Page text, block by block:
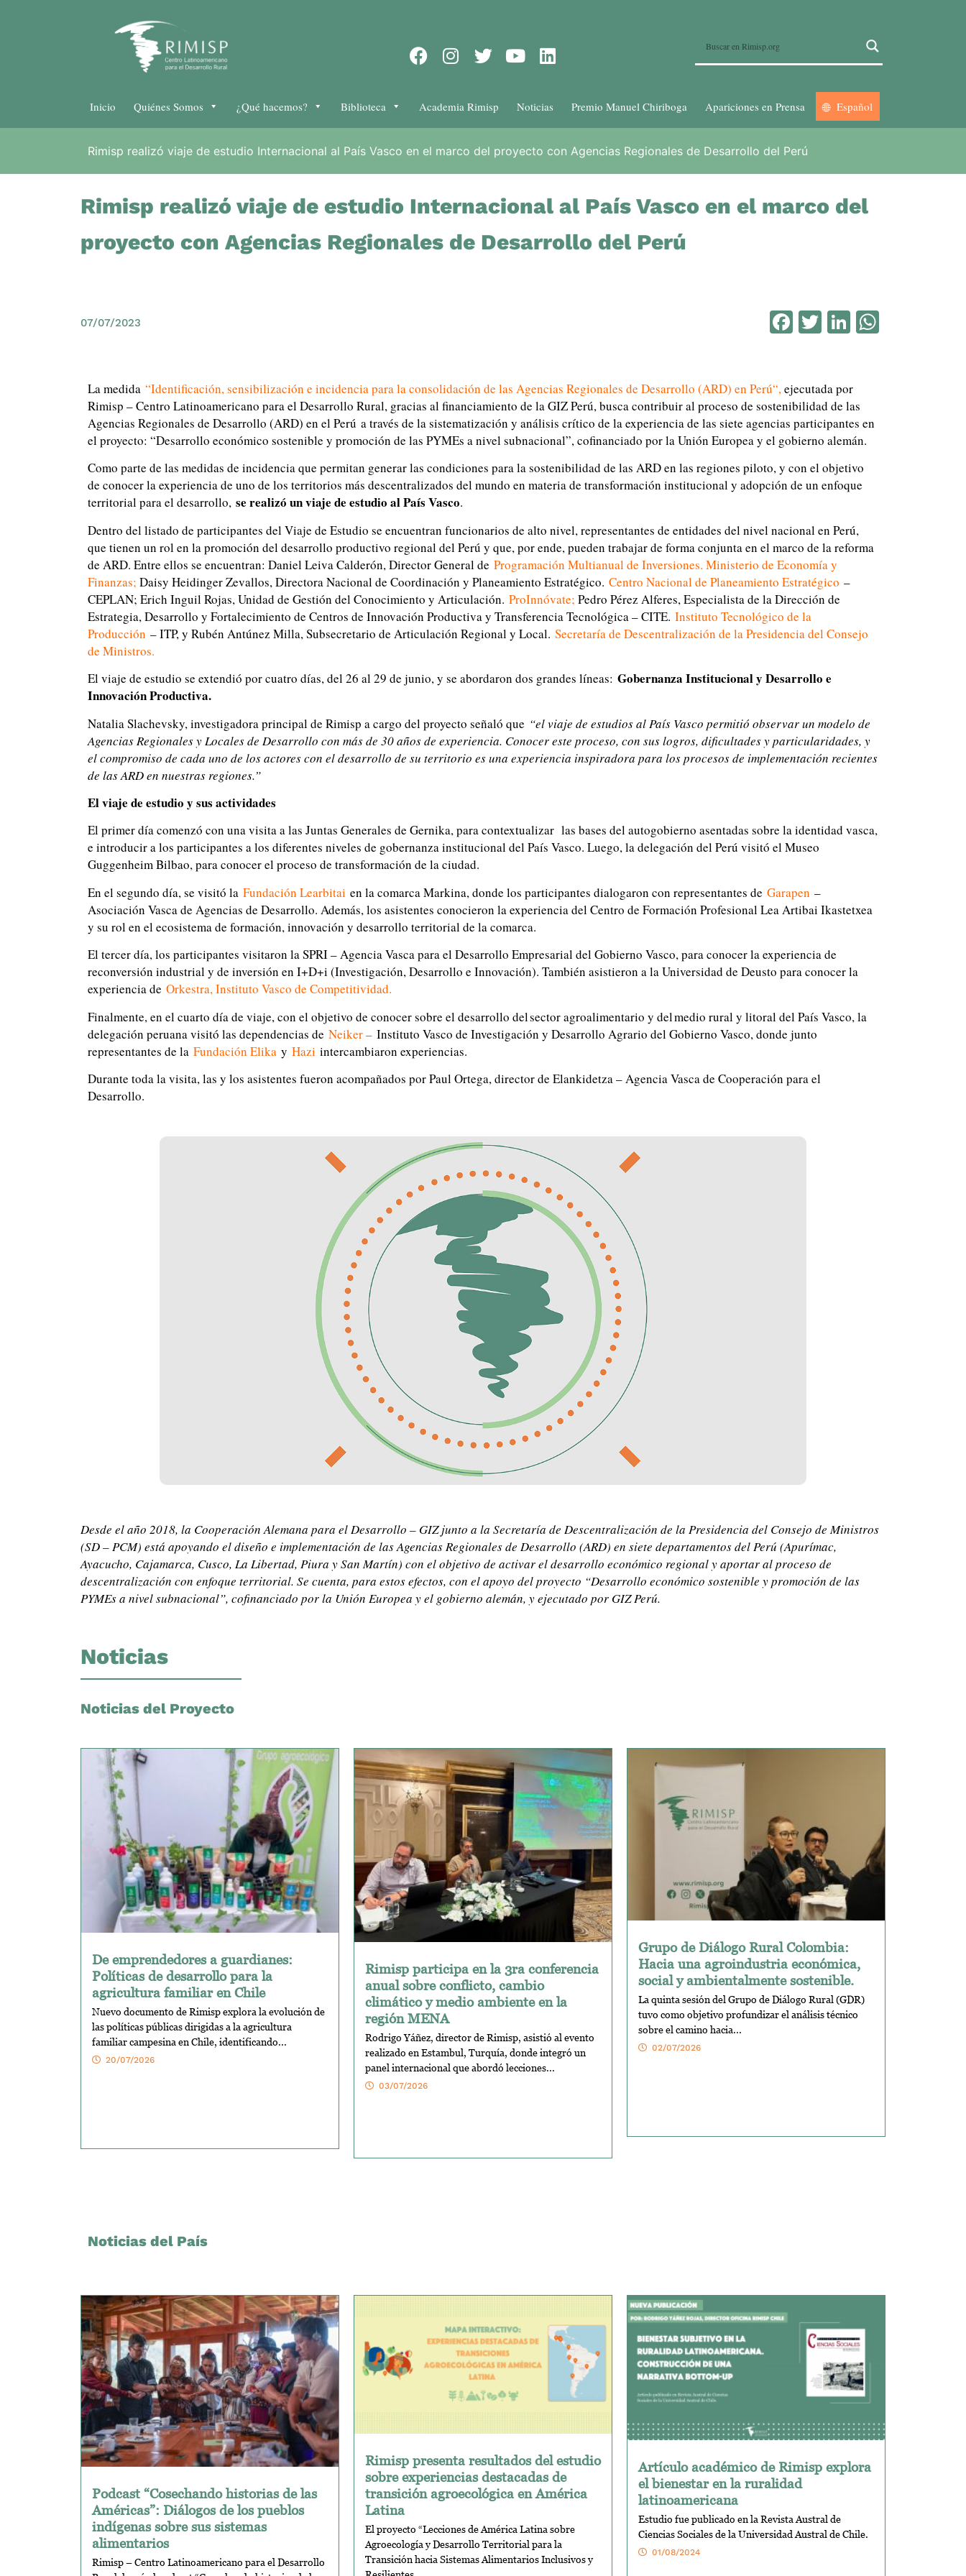
Inicio Quiénes Somos ¿Qué hacemos? Biblioteca Academia Rimisp Noticias Premio Manuel Chiriboga Apariciones en Prensa Español
Rimisp realizó viaje de estudio Internacional al País Vasco en el marco del proyecto con Agencias Regionales de Desarrollo del Perú
Rimisp realizó viaje de estudio Internacional al País Vasco en el marco del
proyecto con Agencias Regionales de Desarrollo del Perú
07/07/2023 Facebook
TwitterLinkedIn
La medida “Identificación, sensibilización e incidencia para la consolidación de las Agencias Regionales de Desarrollo (ARD) en Perú“,ejecutada por
Rimisp – Centro Latinoamericano para el Desarrollo Rural, gracias al financiamiento de la GIZ Perú, busca contribuir al proceso de sostenibilidad de las
Agencias Regionales de Desarrollo (ARD) en el Perú a través de la sistematización y análisis crítico de la experiencia de las siete agencias participantes en
el proyecto: “Desarrollo económico sostenible y promoción de las PYMEs a nivel subnacional”, cofinanciado por la Unión Europea y el gobierno alemán.
Como parte de las medidas de incidencia que permitan generar las condiciones para la sostenibilidad de las ARD en las regiones piloto, y con el objetivo
de conocer la experiencia de uno de los territorios más descentralizados del mundo en materia de transformación institucional y adopción de un enfoque
territorial para el desarrollo, se realizó un viaje de estudio al País Vasco.
Dentro del listado de participantes del Viaje de Estudio se encuentran funcionarios de alto nivel, representantes de entidades del nivel nacional en Perú,
que tienen un rol en la promoción del desarrollo productivo regional del Perú y que, por ende, pueden trabajar de forma conjunta en el marco de la reforma
de ARD. Entre ellos se encuentran: Daniel Leiva Calderón, Director General de Programación Multianual de Inversiones. Ministerio de Economía y
Finanzas; Daisy Heidinger Zevallos, Directora Nacional de Coordinación y Planeamiento Estratégico. Centro Nacional de Planeamiento Estratégico –
CEPLAN; Erich Inguil Rojas, Unidad de Gestión del Conocimiento y Articulación. ProInnóvate; Pedro Pérez Alferes, Especialista de la Dirección de
Estrategia, Desarrollo y Fortalecimiento de Centros de Innovación Productiva y Transferencia Tecnológica – CITE. Instituto Tecnológico de la
Producción – ITP, y Rubén Antúnez Milla, Subsecretario de Articulación Regional y Local. Secretaría de Descentralización de la Presidencia del Consejo
de Ministros.
El viaje de estudio se extendió por cuatro días, del 26 al 29 de junio, y se abordaron dos grandes líneas: Gobernanza Institucional y Desarrollo e
Innovación Productiva.
Natalia Slachevsky, investigadora principal de Rimisp a cargo del proyecto señaló que “el viaje de estudios al País Vasco permitió observar un modelo de
Agencias Regionales y Locales de Desarrollo con más de 30 años de experiencia. Conocer este proceso, con sus logros, dificultades y particularidades, y
el compromiso de cada uno de los actores con el desarrollo de su territorio es una experiencia inspiradora para los procesos de implementación recientes
de las ARD en nuestras regiones.”
El viaje de estudio y sus actividades
El primer día comenzó con una visita a las Juntas Generales de Gernika, para contextualizar las bases del autogobierno asentadas sobre la identidad vasca,
e introducir a los participantes a los diferentes niveles de gobernanza institucional del País Vasco. Luego, la delegación del Perú visitó el Museo
Guggenheim Bilbao, para conocer el proceso de transformación de la ciudad.
En el segundo día, se visitó la Fundación Learbitai en la comarca Markina, donde los participantes dialogaron con representantes de Garapen –
Asociación Vasca de Agencias de Desarrollo. Además, los asistentes conocieron la experiencia del Centro de Formación Profesional Lea Artibai Ikastetxea
y su rol en el ecosistema de formación, innovación y desarrollo territorial de la comarca.
El tercer día, los participantes visitaron la SPRI – Agencia Vasca para el Desarrollo Empresarial del Gobierno Vasco, para conocer la experiencia de
reconversión industrial y de inversión en I+D+i (Investigación, Desarrollo e Innovación). También asistieron a la Universidad de Deusto para conocer la
experiencia de Orkestra, Instituto Vasco de Competitividad.
Finalmente, en el cuarto día de viaje, con el objetivo de conocer sobre el desarrollo del sector agroalimentario y del medio rural y litoral del País Vasco, la
delegación peruana visitó las dependencias de Neiker– Instituto Vasco de Investigación y Desarrollo Agrario del Gobierno Vasco, donde junto
representantes de la Fundación Elika y Hazi intercambiaron experiencias.
Durante toda la visita, las y los asistentes fueron acompañados por Paul Ortega, director de Elankidetza – Agencia Vasca de Cooperación para el
Desarrollo.
Desde el año 2018, la Cooperación Alemana para el Desarrollo – GIZ junto a la Secretaría de Descentralización de la Presidencia del Consejo de Ministros
(SD – PCM) está apoyando el diseño e implementación de las Agencias Regionales de Desarrollo (ARD) en siete departamentos del Perú (Apurímac,
Ayacucho, Cajamarca, Cusco, La Libertad, Piura y San Martín) con el objetivo de activar el desarrollo económico regional y aportar al proceso de
descentralización con enfoque territorial. Se cuenta, para estos efectos, con el apoyo del proyecto “Desarrollo económico sostenible y promoción de las
PYMEs a nivel subnacional”, cofinanciado por la Unión Europea y el gobierno alemán, y ejecutado por GIZ Perú.
Noticias
Noticias del Proyecto
De emprendedores a guardianes:
Políticas de desarrollo para la
agricultura familiar en Chile
Nuevo documento de Rimisp explora la evolución de
las políticas públicas dirigidas a la agricultura
familiar campesina en Chile, identificando...
20/07/2026
Rimisp participa en la 3ra conferencia
anual sobre conflicto, cambio
climático y medio ambiente en la
región MENA
Rodrigo Yáñez, director de Rimisp, asistió al evento
realizado en Estambul, Turquía, donde integró un
panel internacional que abordó lecciones...
03/07/2026
Grupo de Diálogo Rural Colombia:
Hacia una agroindustria económica,
social y ambientalmente sostenible.
La quinta sesión del Grupo de Diálogo Rural (GDR)
tuvo como objetivo profundizar el análisis técnico
sobre el camino hacia...
02/07/2026
Noticias del País
Podcast “Cosechando historias de las
Américas”: Diálogos de los pueblos
indígenas sobre sus sistemas
alimentarios
Rimisp – Centro Latinoamericano para el Desarrollo
Rimisp presenta resultados del estudio
sobre experiencias destacadas de
transición agroecológica en América
Latina
El proyecto “Lecciones de América Latina sobre
Agroecología y Desarrollo Territorial para la
Transición hacia Sistemas Alimentarios Inclusivos y
Artículo académico de Rimisp explora
el bienestar en la ruralidad
latinoamericana
Estudio fue publicado en la Revista Austral de
Ciencias Sociales de la Universidad Austral de Chile.
01/08/2024